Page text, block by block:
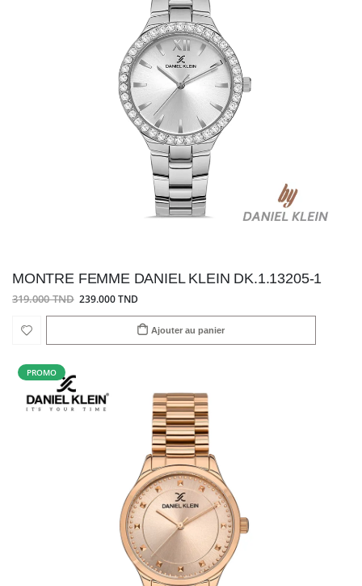
MONTRE FEMME DANIEL KLEIN DK.1.13205-1
319.000 TND 239.000 TND
Ajouter au panier
PROMO